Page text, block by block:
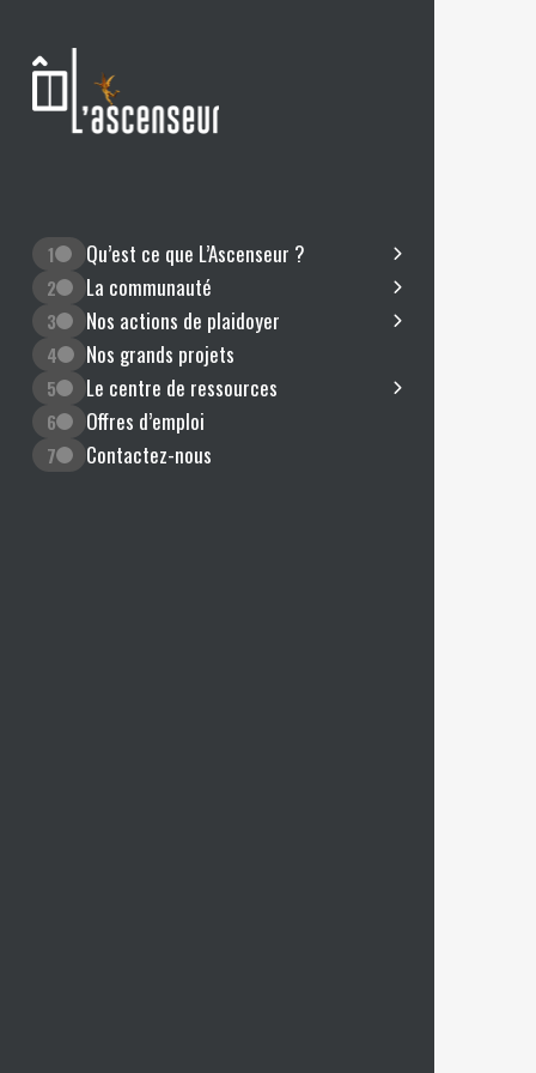
1 Qu’est ce que L’Ascenseur ?
2 La communauté
3 Nos actions de plaidoyer
4 Nos grands projets
5 Le centre de ressources
6 Offres d’emploi
7 Contactez-nous